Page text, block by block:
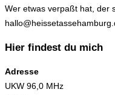
Wer etwas verpaßt hat, der
Hier findest du mich
Adresse
UKW 96,0 MHz